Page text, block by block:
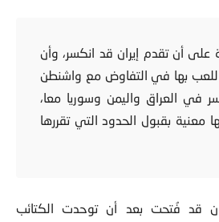
على أن تقدم إيران قد انكسر، وأن
اللعب بها في التفاوض مع واشنطن
في العراق واليمن وسوريا معا،
معنية بقبول الحدود التي تقررها
قد فُتحت بعد أن توحدت الكتائب